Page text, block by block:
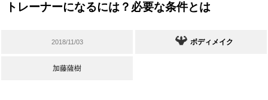
トレーナーになるには？必要な条件とは
2018/11/03 ボディメイク
加藤薩樹